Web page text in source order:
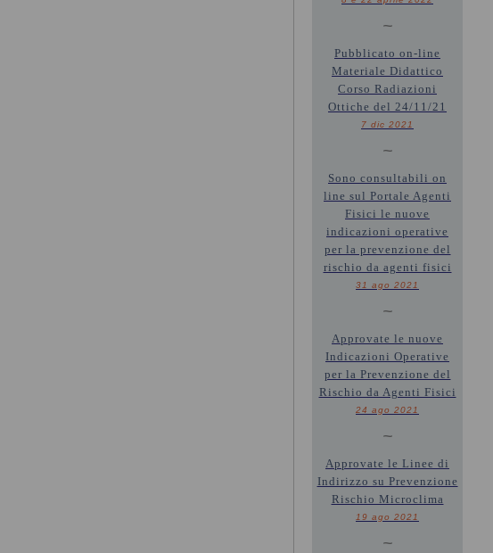
~
Pubblicato on-line
Materiale Didattico
Corso Radiazioni
Ottiche del 24/11/21
7 dic 2021
~
Sono consultabili on
line sul Portale Agenti
Fisici le nuove
indicazioni operative
per la prevenzione del
rischio da agenti fisici
31 ago 2021
~
Approvate le nuove
Indicazioni Operative
per la Prevenzione del
Rischio da Agenti Fisici
24 ago 2021
~
Approvate le Linee di
Indirizzo su Prevenzione
Rischio Microclima
19 ago 2021
~